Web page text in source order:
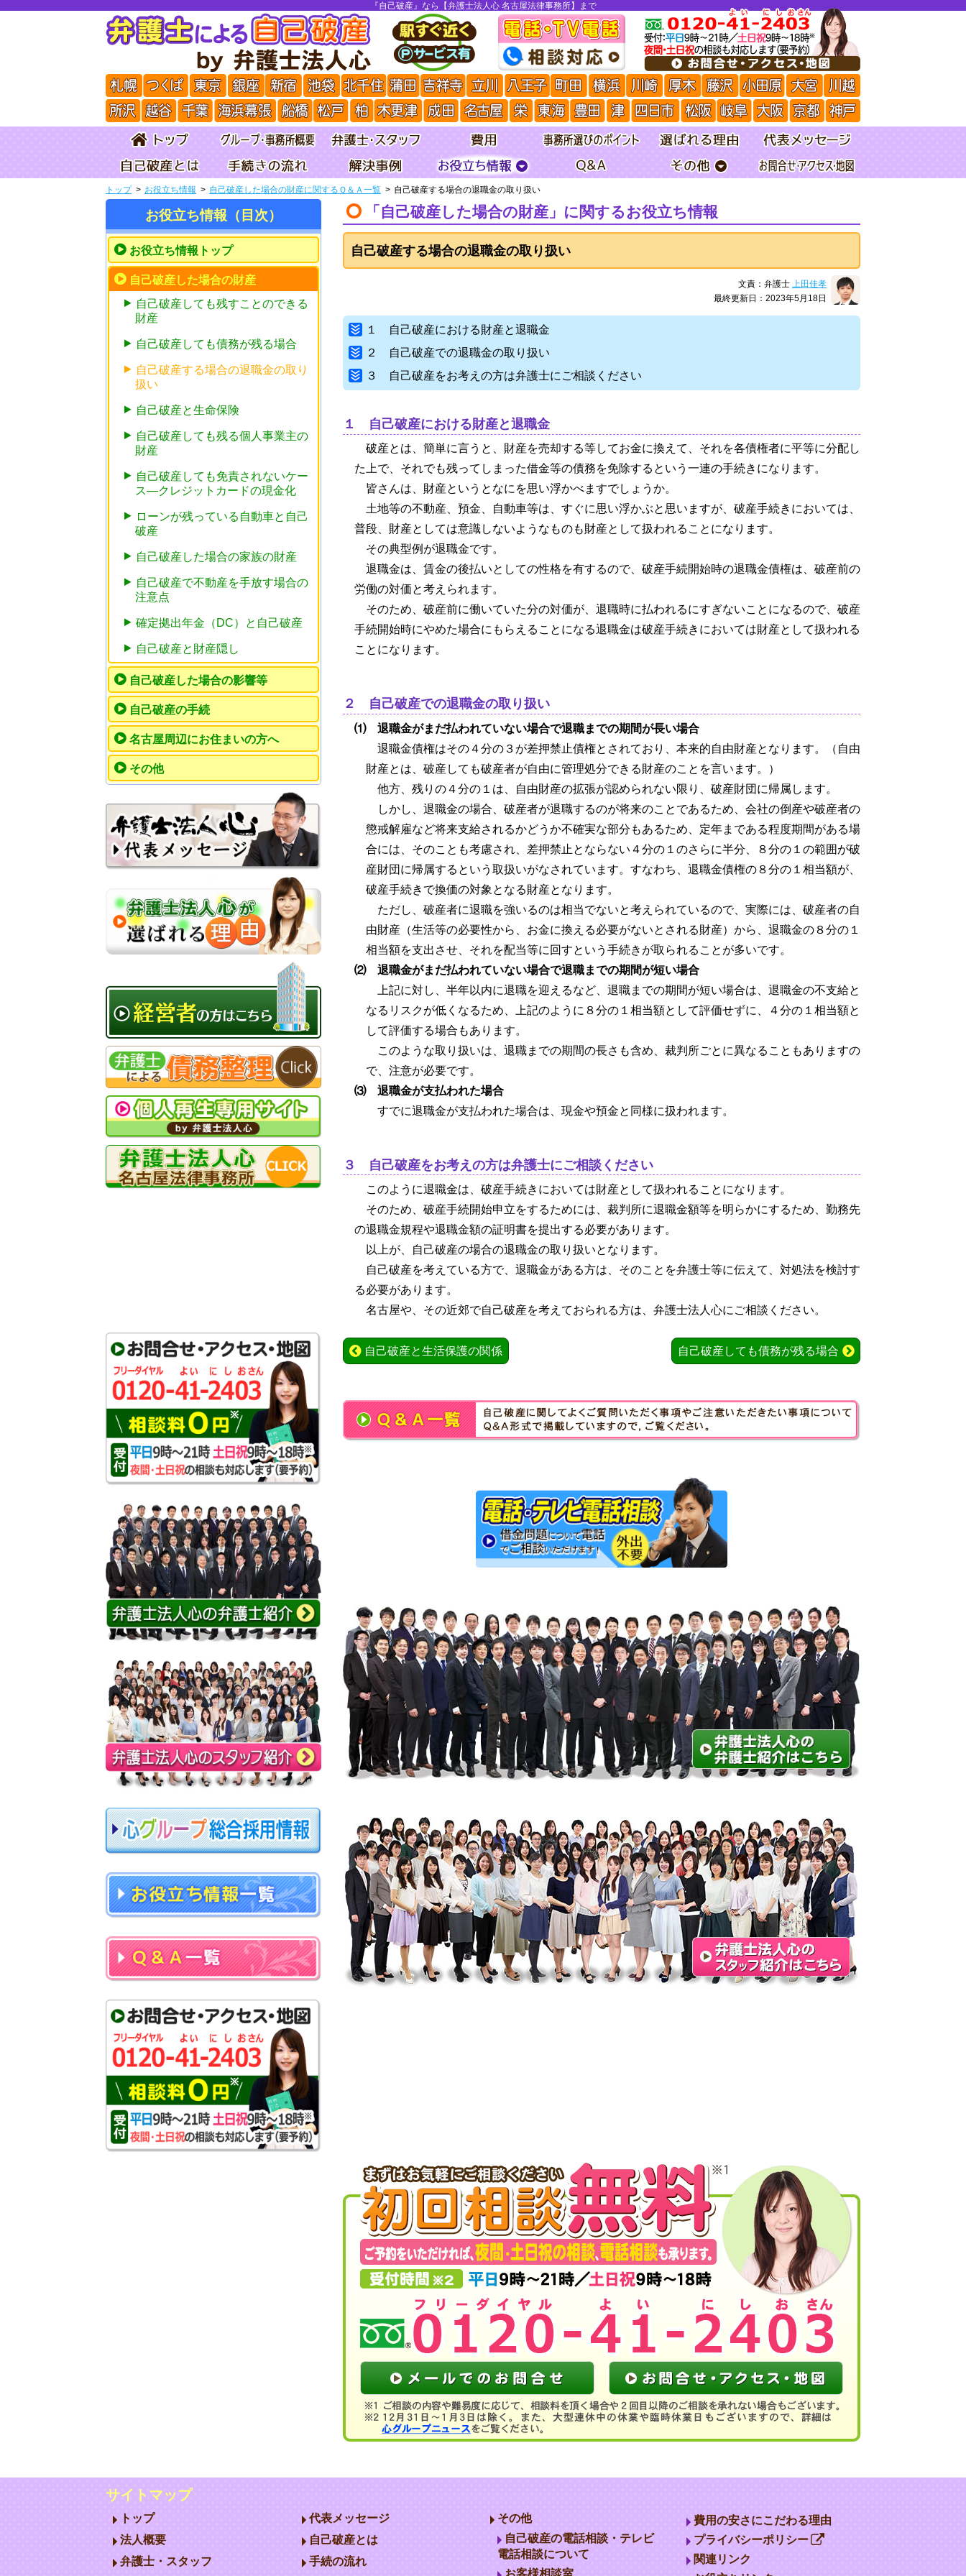
『自己破産』なら【弁護士法人心 名古屋法律事務所】まで
トップ お役立ち情報 自己破産した場合の財産に関するＱ＆Ａ一覧 自己破産する場合の退職金の取り扱い
「自己破産した場合の財産」に関するお役立ち情報
自己破産する場合の退職金の取り扱い
文責：弁護士上田佳孝
最終更新日：2023年5月18日
１ 自己破産における財産と退職金
２ 自己破産での退職金の取り扱い
３ 自己破産をお考えの方は弁護士にご相談ください
１ 自己破産における財産と退職金
破産とは、簡単に言うと、財産を売却する等してお金に換えて、それを各債権者に平等に分配し
た上で、それでも残ってしまった借金等の債務を免除するという一連の手続きになります。
皆さんは、財産というとなにを思い浮かべますでしょうか。
土地等の不動産、預金、自動車等は、すぐに思い浮かぶと思いますが、破産手続きにおいては、
普段、財産としては意識しないようなものも財産として扱われることになります。
その典型例が退職金です。
退職金は、賃金の後払いとしての性格を有するので、破産手続開始時の退職金債権は、破産前の
労働の対価と考えられます。
そのため、破産前に働いていた分の対価が、退職時に払われるにすぎないことになるので、破産
手続開始時にやめた場合にもらえることになる退職金は破産手続きにおいては財産として扱われる
ことになります。
２ 自己破産での退職金の取り扱い
⑴ 退職金がまだ払われていない場合で退職までの期間が長い場合
退職金債権はその４分の３が差押禁止債権とされており、本来的自由財産となります。（自由
財産とは、破産しても破産者が自由に管理処分できる財産のことを言います。）
他方、残りの４分の１は、自由財産の拡張が認められない限り、破産財団に帰属します。
しかし、退職金の場合、破産者が退職するのが将来のことであるため、会社の倒産や破産者の
懲戒解雇など将来支給されるかどうか不確実な部分もあるため、定年まである程度期間がある場
合には、そのことも考慮され、差押禁止とならない４分の１のさらに半分、８分の１の範囲が破
産財団に帰属するという取扱いがなされています。すなわち、退職金債権の８分の１相当額が、
破産手続きで換価の対象となる財産となります。
ただし、破産者に退職を強いるのは相当でないと考えられているので、実際には、破産者の自
由財産（生活等の必要性から、お金に換える必要がないとされる財産）から、退職金の８分の１
相当額を支出させ、それを配当等に回すという手続きが取られることが多いです。
⑵ 退職金がまだ払われていない場合で退職までの期間が短い場合
上記に対し、半年以内に退職を迎えるなど、退職までの期間が短い場合は、退職金の不支給と
なるリスクが低くなるため、上記のように８分の１相当額として評価せずに、４分の１相当額と
して評価する場合もあります。
このような取り扱いは、退職までの期間の長さも含め、裁判所ごとに異なることもありますの
で、注意が必要です。
⑶ 退職金が支払われた場合
すでに退職金が支払われた場合は、現金や預金と同様に扱われます。
３ 自己破産をお考えの方は弁護士にご相談ください
このように退職金は、破産手続きにおいては財産として扱われることになります。
そのため、破産手続開始申立をするためには、裁判所に退職金額等を明らかにするため、勤務先
の退職金規程や退職金額の証明書を提出する必要があります。
以上が、自己破産の場合の退職金の取り扱いとなります。
自己破産を考えている方で、退職金がある方は、そのことを弁護士等に伝えて、対処法を検討す
る必要があります。
名古屋や、その近郊で自己破産を考えておられる方は、弁護士法人心にご相談ください。
自己破産と生活保護の関係 自己破産しても債務が残る場合
お役立ち情報（目次）
お役立ち情報トップ
自己破産した場合の財産
自己破産しても残すことのできる
財産
自己破産しても債務が残る場合
自己破産する場合の退職金の取り
扱い
自己破産と生命保険
自己破産しても残る個人事業主の
財産
自己破産しても免責されないケー
ス―クレジットカードの現金化
ローンが残っている自動車と自己
破産
自己破産した場合の家族の財産
自己破産で不動産を手放す場合の
注意点
確定拠出年金（DC）と自己破産
自己破産と財産隠し
自己破産した場合の影響等
自己破産の手続
名古屋周辺にお住まいの方へ
その他
サイトマップ
トップ
法人概要
弁護士・スタッフ
代表メッセージ
自己破産とは
手続の流れ
その他
自己破産の電話相談・テレビ
電話相談について
お客様相談室
費用の安さにこだわる理由
プライバシーポリシー
関連リンク